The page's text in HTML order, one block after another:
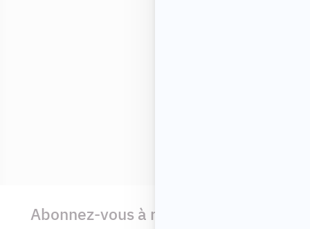
complémentaires
Abonnez-vous à notre infolettre